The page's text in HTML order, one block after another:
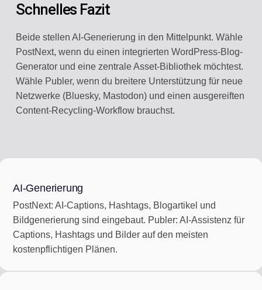
Schnelles Fazit
Beide stellen AI-Generierung in den Mittelpunkt. Wähle
PostNext, wenn du einen integrierten WordPress-Blog-
Generator und eine zentrale Asset-Bibliothek möchtest.
Wähle Publer, wenn du breitere Unterstützung für neue
Netzwerke (Bluesky, Mastodon) und einen ausgereiften
Content-Recycling-Workflow brauchst.
AI-Generierung
PostNext: AI-Captions, Hashtags, Blogartikel und
Bildgenerierung sind eingebaut. Publer: AI-Assistenz für
Captions, Hashtags und Bilder auf den meisten
kostenpflichtigen Plänen.